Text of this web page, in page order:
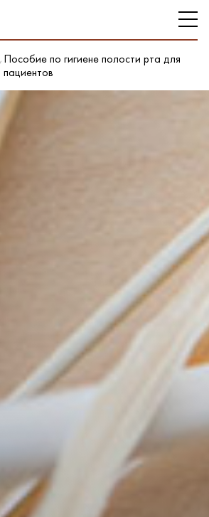
Пособие по гигиене полости рта для
пациентов